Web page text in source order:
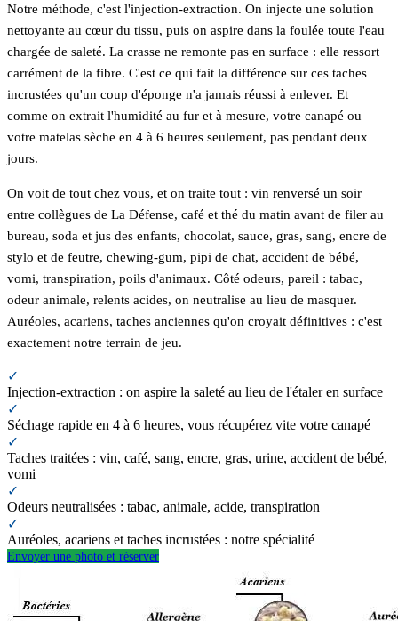
Notre méthode, c'est l'injection-extraction. On injecte une solution
nettoyante au cœur du tissu, puis on aspire dans la foulée toute l'eau
chargée de saleté. La crasse ne remonte pas en surface : elle ressort
carrément de la fibre. C'est ce qui fait la différence sur ces taches
incrustées qu'un coup d'éponge n'a jamais réussi à enlever. Et
comme on extrait l'humidité au fur et à mesure, votre canapé ou
votre matelas sèche en 4 à 6 heures seulement, pas pendant deux
jours.
On voit de tout chez vous, et on traite tout : vin renversé un soir
entre collègues de La Défense, café et thé du matin avant de filer au
bureau, soda et jus des enfants, chocolat, sauce, gras, sang, encre de
stylo et de feutre, chewing-gum, pipi de chat, accident de bébé,
vomi, transpiration, poils d'animaux. Côté odeurs, pareil : tabac,
odeur animale, relents acides, on neutralise au lieu de masquer.
Auréoles, acariens, taches anciennes qu'on croyait définitives : c'est
exactement notre terrain de jeu.
✓
Injection-extraction : on aspire la saleté au lieu de l'étaler en surface
✓
Séchage rapide en 4 à 6 heures, vous récupérez vite votre canapé
✓
Taches traitées : vin, café, sang, encre, gras, urine, accident de bébé,
vomi
✓
Odeurs neutralisées : tabac, animale, acide, transpiration
✓
Auréoles, acariens et taches incrustées : notre spécialité
Envoyer une photo et réserver